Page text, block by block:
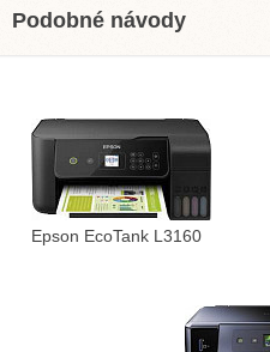
Podobné návody
Epson EcoTank L3160